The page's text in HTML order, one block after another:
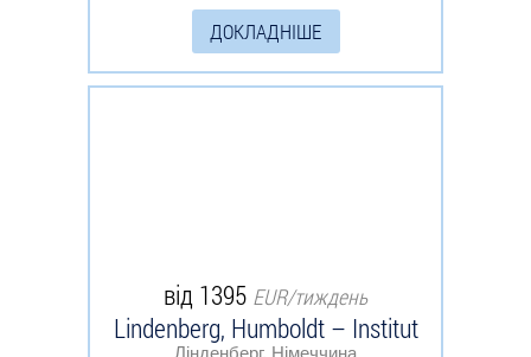
ДОКЛАДНІШЕ
від 1395 EUR/тиждень
Lindenberg, Humboldt – Institut
Лінденберг, Німеччина